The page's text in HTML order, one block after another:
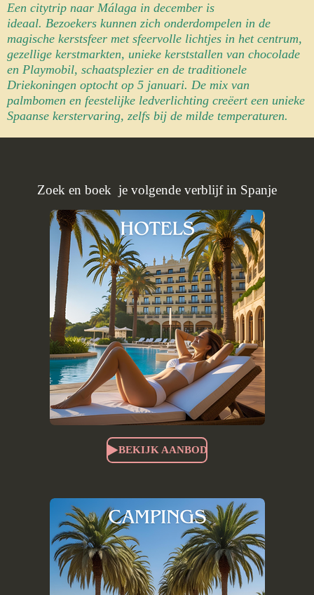
Een citytrip naar Málaga in december is
ideaal. Bezoekers kunnen zich onderdompelen in de
magische kerstsfeer met sfeervolle lichtjes in het centrum,
gezellige kerstmarkten, unieke kerststallen van chocolade
en Playmobil, schaatsplezier en de traditionele
Driekoningen optocht op 5 januari. De mix van
palmbomen en feestelijke ledverlichting creëert een unieke
Spaanse kerstervaring, zelfs bij de milde temperaturen.
Zoek en boek je volgende verblijf in Spanje
BEKIJK AANBOD